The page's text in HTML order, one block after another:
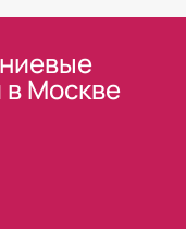
Москве